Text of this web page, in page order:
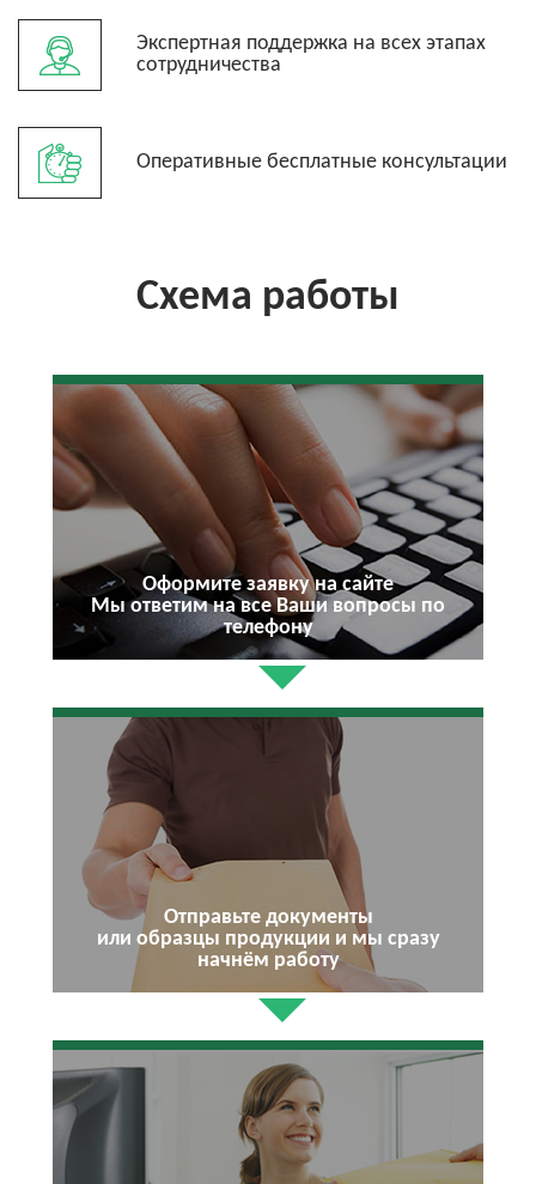
Экспертная поддержка на всех этапах
сотрудничества
Оперативные бесплатные консультации
Схема работы
Оформите заявку на сайте
Мы ответим на все Ваши вопросы по
телефону
Отправьте документы
или образцы продукции и мы сразу
начнём работу